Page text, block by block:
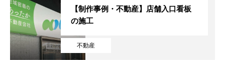
不動産
【制作事例・不動産】店舗入口看板
の施工